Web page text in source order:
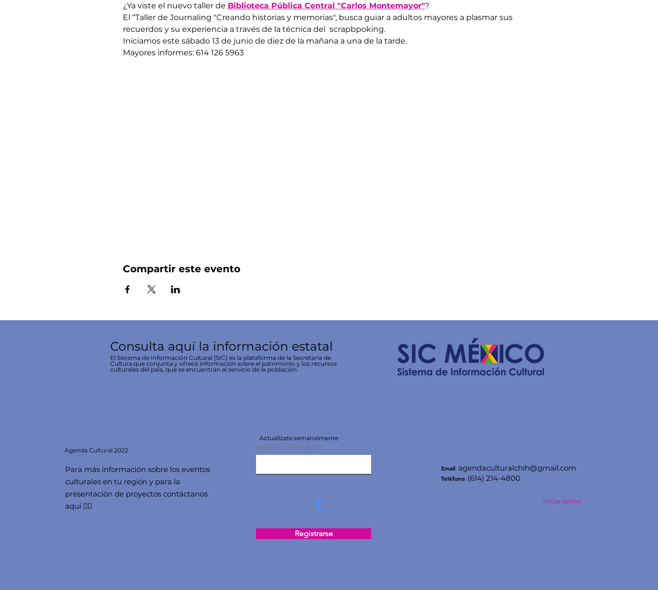
¿Ya viste el nuevo taller de Biblioteca Pública Central "Carlos Montemayor"?
El “Taller de Journaling "Creando historias y memorias", busca guiar a adultos mayores a plasmar sus
recuerdos y su experiencia a través de la técnica del  scrapbpoking.
Iniciamos este sábado 13 de junio de diez de la mañana a una de la tarde.
​Mayores informes: 614 126 5963
Compartir este evento
Consulta aquí la información estatal
El Sistema de Información Cultural (SIC) es la plataforma de la Secretaría de
Cultura que conjunta y ofrece información sobre el patrimonio y los recursos
culturales del país, que se encuentran al servicio de la población.
AgendaCultural 2022
Para más información sobre los eventos
culturales en tu región y para la
presentación de proyectos contáctanos
aquí 👇🏻
Actualízate semanalmente
Ingresa tu email aquí
Registrarse
Iniciar sesión
Email: agendaculturalchih@gmail.com
Teléfono: (614) 214-4800